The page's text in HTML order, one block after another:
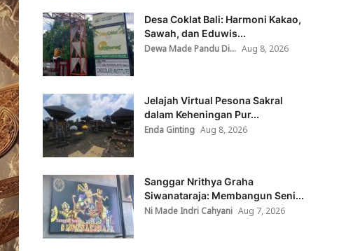
Desa Coklat Bali: Harmoni Kakao,
Sawah, dan Eduwis...
Dewa Made Pandu Di... Aug 8, 2026
Jelajah Virtual Pesona Sakral
dalam Keheningan Pur...
Enda Ginting Aug 8, 2026
Sanggar Nrithya Graha
Siwanataraja: Membangun Seni...
Ni Made Indri Cahyani Aug 7, 2026